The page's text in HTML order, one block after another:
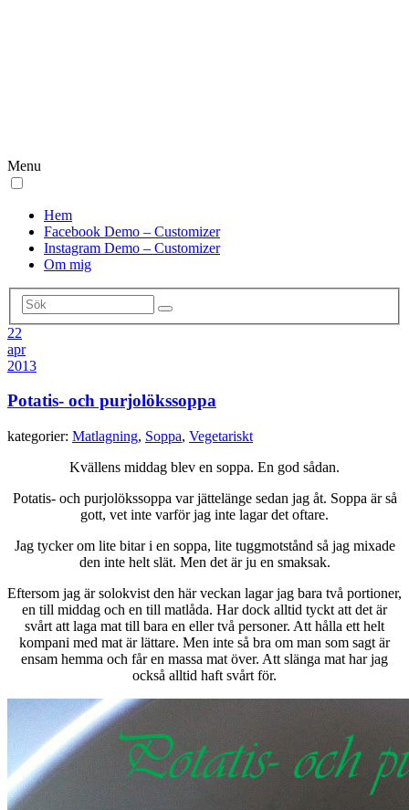
Menu
Hem
Facebook Demo – Customizer
Instagram Demo – Customizer
Om mig
22
apr
2013
Potatis- och purjolökssoppa
kategorier: Matlagning, Soppa, Vegetariskt
Kvällens middag blev en soppa. En god sådan.
Potatis- och purjolökssoppa var jättelänge sedan jag åt. Soppa är så
gott, vet inte varför jag inte lagar det oftare.
Jag tycker om lite bitar i en soppa, lite tuggmotstånd så jag mixade
den inte helt slät. Men det är ju en smaksak.
Eftersom jag är solokvist den här veckan lagar jag bara två portioner,
en till middag och en till matlåda. Har dock alltid tyckt att det är
svårt att laga mat till bara en eller två personer. Att hålla ett helt
kompani med mat är lättare. Men inte så bra om man som sagt är
ensam hemma och får en massa mat över. Att slänga mat har jag
också alltid haft svårt för.